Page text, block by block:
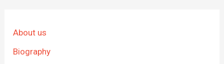
About us
Biography